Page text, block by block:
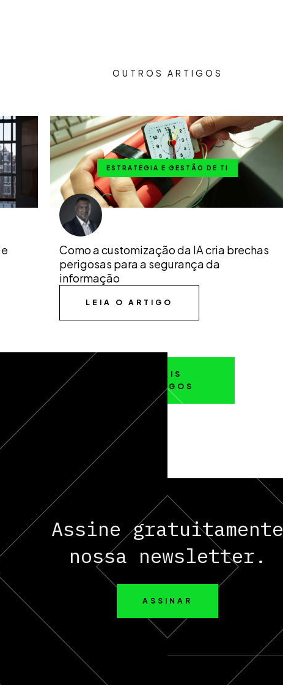
OUTROS ARTIGOS
ESTRATÉGIA E GESTÃO DE TI
Como a customização da IA cria brechas
perigosas para a segurança da
informação
LEIA O ARTIGO
MAIS
ARTIGOS
Assine gratuitamente
nossa newsletter.
ASSINAR